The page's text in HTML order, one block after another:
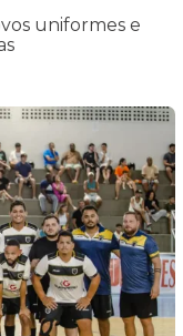
uniformes e